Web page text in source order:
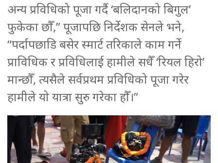
अन्य प्रविधिको पूजा गर्दै ‘बलिदानको बिगुल’
फुकेका छौँ,” पूजापछि निर्देशक सेनले भने,
“पर्दापछाडि बसेर स्मार्ट तरिकाले काम गर्ने
प्राविधिक र प्रविधिलाई हामीले सधैँ ‘रियल हिरो’
मान्छौँ, त्यसैले सर्वप्रथम प्रविधिको पूजा गरेर
हामीले यो यात्रा सुरु गरेका हौँ।”